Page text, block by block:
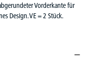
Vorderkante für
Design. VE = 2 Stück.